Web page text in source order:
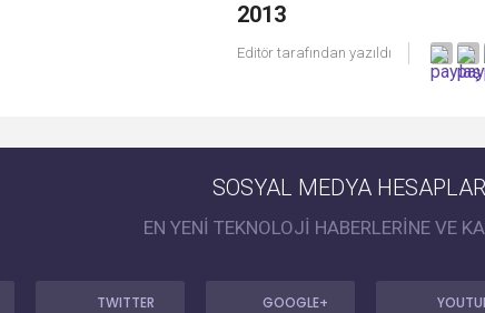
2013
Editör tarafından yazıldı
SOSYAL MEDYA
EN YENİ TEKNOLOJİ HABERLERİNE VE
TWITTER GOOGLE+